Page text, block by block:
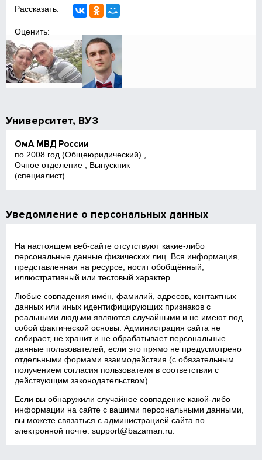
Рассказать:
Оценить:
Университет, ВУЗ
ОмА МВД России
по 2008 год (Общеюридический) ,
Очное отделение , Выпускник
(специалист)
Уведомление о персональных данных
На настоящем веб‑сайте отсутствуют какие‑либо
персональные данные физических лиц. Вся информация,
представленная на ресурсе, носит обобщённый,
иллюстративный или тестовый характер.
Любые совпадения имён, фамилий, адресов, контактных
данных или иных идентифицирующих признаков с
реальными людьми являются случайными и не имеют под
собой фактической основы. Администрация сайта не
собирает, не хранит и не обрабатывает персональные
данные пользователей, если это прямо не предусмотрено
отдельными формами взаимодействия (с обязательным
получением согласия пользователя в соответствии с
действующим законодательством).
Если вы обнаружили случайное совпадение какой‑либо
информации на сайте с вашими персональными данными,
вы можете связаться с администрацией сайта по
электронной почте:support@bazaman.ru